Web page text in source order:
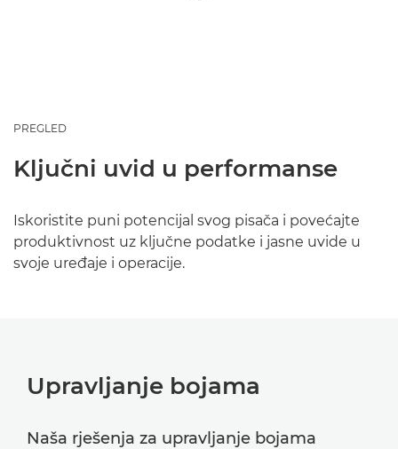
PREGLED
Ključni uvid u performanse
Iskoristite puni potencijal svog pisača i povećajte
produktivnost uz ključne podatke i jasne uvide u
svoje uređaje i operacije.
Upravljanje bojama
Naša rješenja za upravljanje bojama